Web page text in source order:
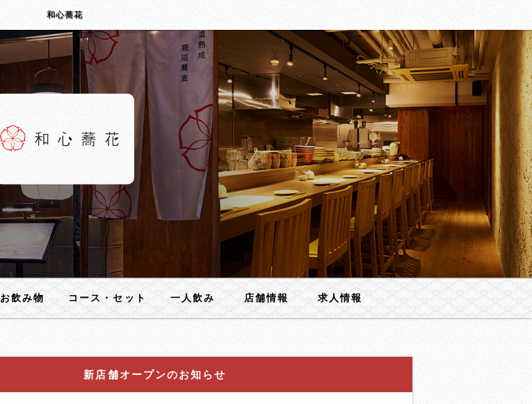
和心蕎花
お飲み物 コース・セット 一人飲み 店舗情報 求人情報
新店舗オープンのお知らせ